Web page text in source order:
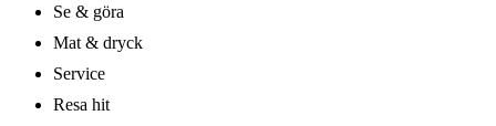
Se & göra
Mat & dryck
Service
Resa hit